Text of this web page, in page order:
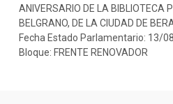
ANIVERSARIO DE LA BIBLIOTECA
BELGRANO, DE LA CIUDAD DE
Fecha Estado Parlamentario: 13/
Bloque: FRENTE RENOVADOR